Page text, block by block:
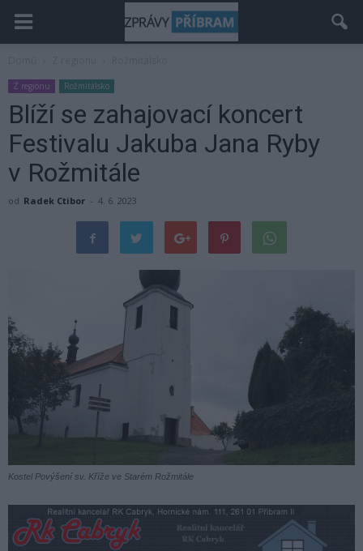
Z regionu Rožmitálsko
Blíží se zahajovací koncert
Festivalu Jakuba Jana Ryby
v Rožmitále
od Radek Ctibor - 4. 6. 2023
Kostel Povýšení sv. Kříže ve Starém Rožmitále